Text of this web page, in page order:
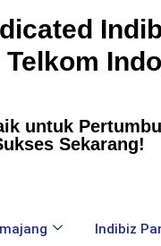
untuk
Sekarang!
Indibiz